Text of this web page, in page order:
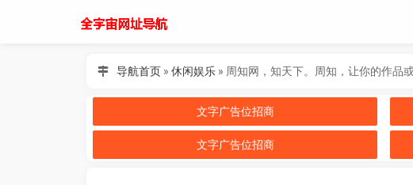
导航首页» 休闲娱乐» 周知网，知天下。周知，让你的作品
文字广告位招商
文字广告位招商